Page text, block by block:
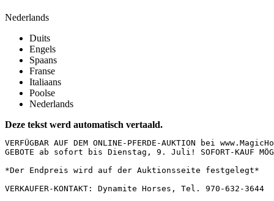
Nederlands
Duits
Engels
Spaans
Franse
Italiaans
Poolse
Nederlands
Deze tekst werd automatisch vertaald.
VERFÜGBAR AUF DEM ONLINE-PFERDE-AUKTION bei
GEBOTE ab sofort bis Dienstag, 9. Juli! SOFORT-KAUF
*Der Endpreis wird auf der Auktionsseite festgelegt*
VERKAUFER-KONTAKT: Dynamite Horses, Tel. 970-632-3644